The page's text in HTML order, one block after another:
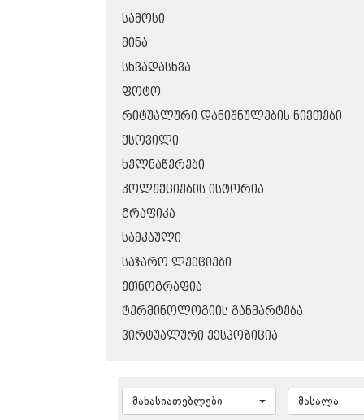
ᲡᲐᲛᲝᲡᲘ
ᲛᲘᲜᲐ
ᲡᲮᲕᲐᲓᲐᲡᲮᲕᲐ
ᲤᲝᲢᲝ
ᲠᲘᲢᲣᲐᲚᲣᲠᲘ ᲓᲐᲜᲘᲨᲜᲣᲚᲔᲑᲘᲡ ᲜᲘᲕᲗᲔᲑᲘ
ᲥᲡᲝᲕᲘᲚᲘ
ᲮᲔᲚᲜᲐᲬᲔᲠᲔᲑᲘ
ᲙᲝᲚᲔᲥᲪᲘᲔᲑᲘᲡ ᲘᲡᲢᲝᲠᲘᲐ
ᲒᲠᲐᲤᲘᲙᲐ
ᲡᲐᲛᲙᲐᲣᲚᲘ
ᲡᲐᲯᲐᲠᲝ ᲚᲔᲥᲪᲘᲔᲑᲘ
ᲔᲗᲜᲝᲒᲠᲐᲤᲘᲐ
ᲢᲔᲠᲛᲘᲜᲝᲚᲝᲒᲘᲘᲡ ᲒᲐᲜᲛᲐᲠᲢᲔᲑᲐ
ᲕᲘᲠᲢᲣᲐᲚᲣᲠᲘ ᲔᲥᲡᲞᲝᲖᲘᲪᲘᲐ
მახასიათებლები მასალა